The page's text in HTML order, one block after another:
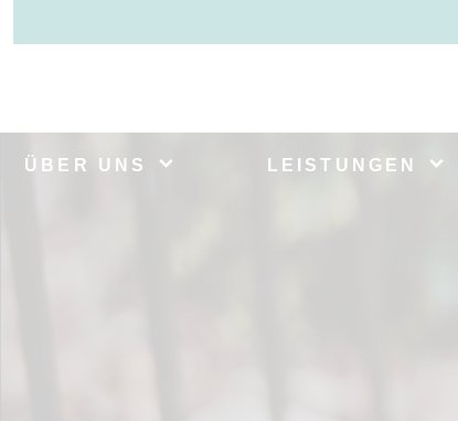
ÜBER UNS LEISTUNGEN